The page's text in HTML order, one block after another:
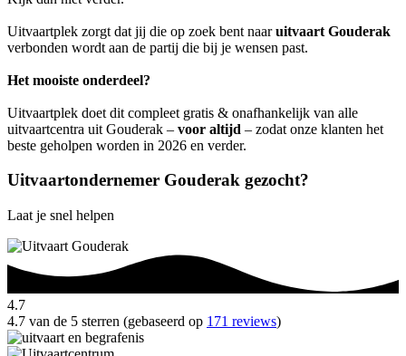
Uitvaartplek zorgt dat jij die op zoek bent naaruitvaart Gouderak
verbonden wordt aan de partij die bij je wensen past.
Het mooiste onderdeel?
Uitvaartplek doet dit compleet gratis & onafhankelijk van alle
uitvaartcentra uit Gouderak – voor altijd – zodat onze klanten het
beste geholpen worden in 2026 en verder.
Uitvaartondernemer Gouderak gezocht?
Laat je snel helpen
4.7
4.7 van de 5 sterren (gebaseerd op 171 reviews)